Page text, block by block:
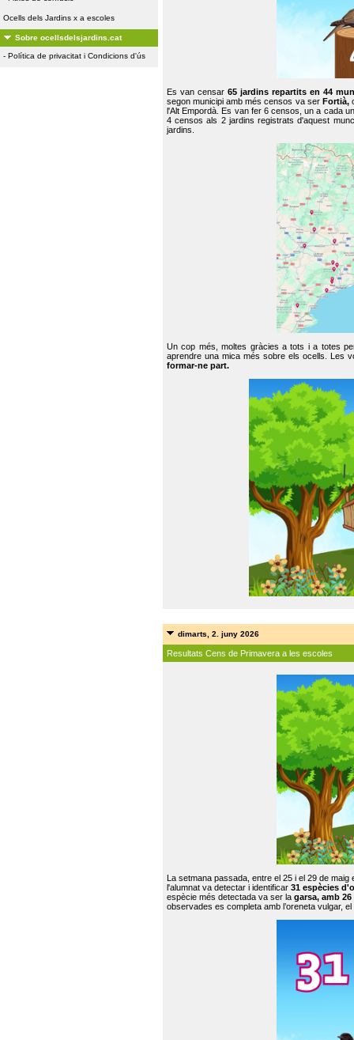
Ocells dels Jardins x a escoles
Sobre ocellsdelsjardins.cat
- Política de privacitat i Condicions d'ús
Es van censar65 jardins repartits en 44
segon municipi amb més censos va ser Fortià,
l'Alt Empordà. Es van fer 6 censos, un a cada
4 censos als 2 jardins registrats d'aquest
jardins.
Un cop més, moltes gràcies a tots i a totes
aprendre una mica més sobre els ocells. Les
formar-ne part.
dimarts, 2. juny 2026
Resultats Cens de Primavera a les escoles
La setmana passada, entre el 25 i el 29 de
l'alumnat va detectar i identificar 31 espècies
espècie més detectada va ser la garsa, amb
observades es completa amb l’oreneta vulgar,